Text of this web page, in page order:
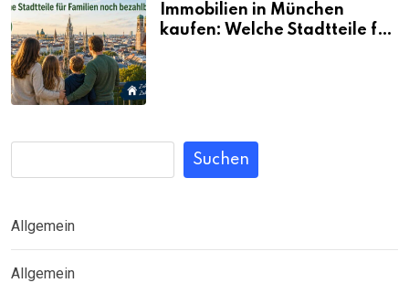
Immobilien in München
kaufen: Welche Stadtteile für
Suchen
Allgemein
Allgemein